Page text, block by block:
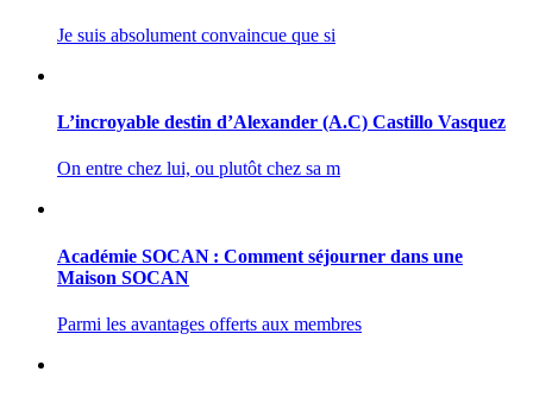
Je suis absolument convaincue que si
L’incroyable destin d’Alexander (A.C) Castillo Vasquez
On entre chez lui, ou plutôt chez sa m
Académie SOCAN : Comment séjourner dans une
Maison SOCAN
Parmi les avantages offerts aux membres